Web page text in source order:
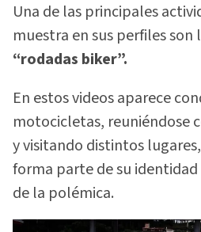
Una de las principales
muestra en sus perfiles son
“rodadas biker”.
En estos videos aparece
motocicletas, reuniéndose
y visitando distintos
forma parte de su
de la polémica.